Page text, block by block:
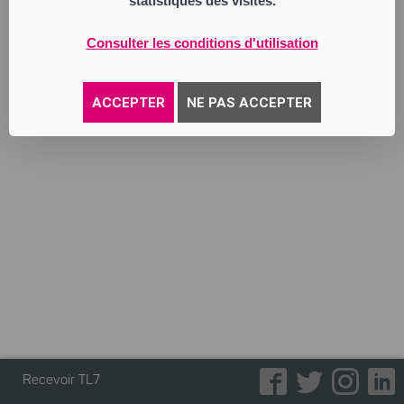
Consulter les conditions d'utilisation
ACCEPTER NE PAS ACCEPTER
carrosserie, dépannage et remorquage.
d’occasions et pièces détachées.
Recevoir TL7